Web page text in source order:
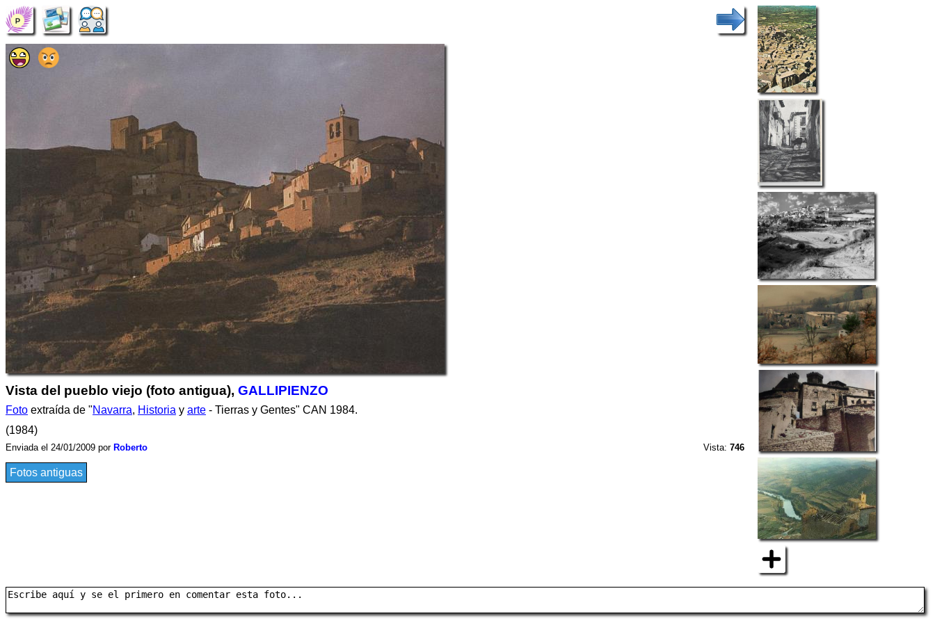
Vista del pueblo viejo (foto antigua), GALLIPIENZO
Foto extraída de "Navarra, Historia y arte - Tierras y Gentes" CAN 1984.
(1984)
Enviada el 24/01/2009 por Roberto Vista:746
Fotos antiguas